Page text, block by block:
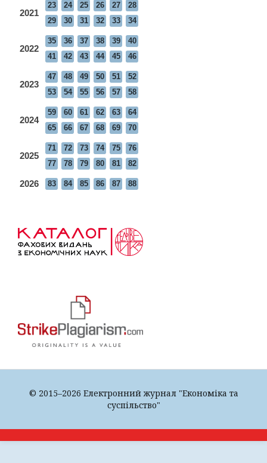
2021
23 24 25 26 27
28
29
30 31 32 33 34
2022
35 36 37 38 39
40
41
42 43 44 45 46
2023
47 48 49 50 51
52
53
54 55 56 57 58
2024
59 60 61 62 63
64
65
66 67 68 69 70
2025
71 72 73 74 75
76
77
78 79 80 81 82
2026 83 84 85 86 87 88
© 2015–2026 Електронний журнал "Економіка та
суспільство"